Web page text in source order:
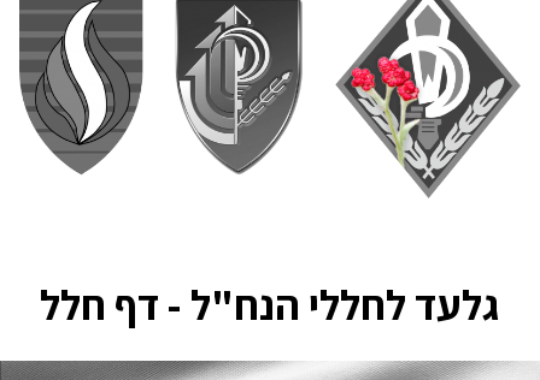
גלעד לחללי הנח"ל - דף חלל